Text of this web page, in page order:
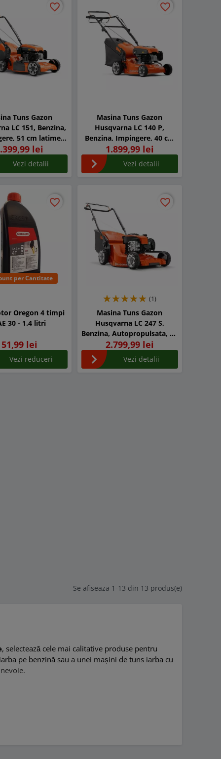
favorite_border
favorite_border
Tuns Gazon
LC 151, Benzina,
51 cm latime
taiere lei
Vezi detalii
favorite_border
favorite_border
Masina Tuns Gazon
Husqvarna LC 140 P,
Benzina, Impingere, 40 cm
latime taiere
1.899,99 lei
Vezi detalii
per Cantitate
favorite_border
favorite_border
Oregon 4 timpi
30 - 1.4 litri
51,99 lei
Vezi reduceri
favorite_border
favorite_border
(1)
Masina Tuns Gazon
Husqvarna LC 247 S,
Benzina, Autopropulsata, 47
cm latime taiere
2.799,99 lei
Vezi detalii
Se afiseaza 1-13 din 13 produs(e)
, selectează cele mai calitative produse pentru
pe benzină sau a unei mașini de tuns iarba cu